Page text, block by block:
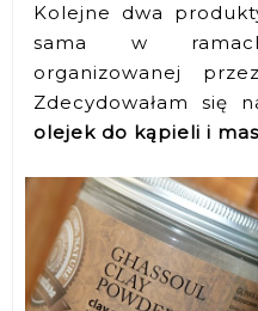
Kolejne dwa
sama w
organizowanej
Zdecydowałam się
olejek do kąpieli i